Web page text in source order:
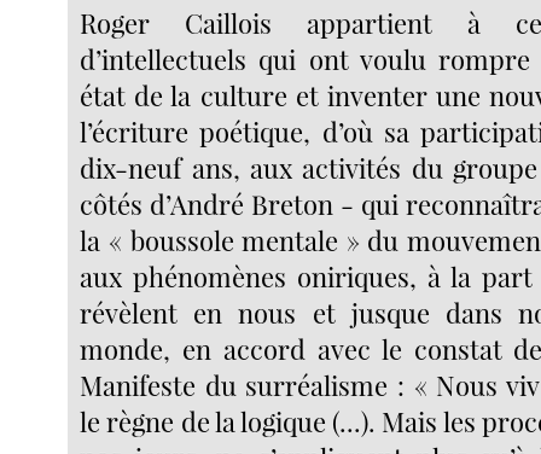
Roger Caillois appartient à
d’intellectuels qui ont voulu
état de la culture et inventer une
l’écriture poétique, d’où sa
dix-neuf ans, aux activités du
côtés d’André Breton - qui
la « boussole mentale » du
aux phénomènes oniriques, à la part
révèlent en nous et jusque dans
monde, en accord avec le constat
Manifeste du surréalisme : « Nous
le règne de la logique (...). Mais les